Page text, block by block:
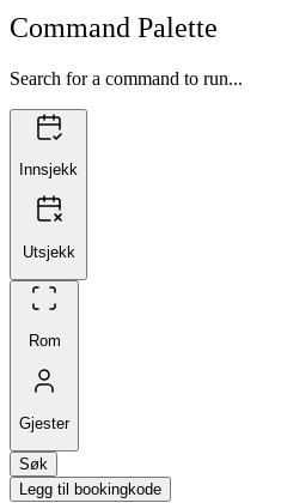
Command Palette
Search for a command to run...
Innsjekk
Utsjekk
Rom
Gjester
Søk
Legg til bookingkode